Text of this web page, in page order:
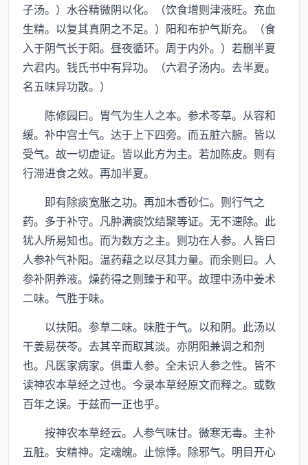
子汤。）水谷精微阴以化。（饮食增则津液旺。充血
生精。以复其真阴之不足。）阳和布护气斯充。（食
入于阴气长于阳。昼夜循环。周于内外。）若删半夏
六君内。钱氏书中有异功。（六君子汤内。去半夏。
名五味异功散。）
陈修园曰。胃气为生人之本。参术苓草。从容和
缓。补中宫土气。达于上下四旁。而五脏六腑。皆以
受气。故一切虚证。皆以此方为主。若加陈皮。则有
行滞进食之效。再加半夏。
即有除痰宽胀之功。再加木香砂仁。则行气之
药。多于补守。凡肿满痰饮结聚等证。无不速除。此
犹人所易知也。而为数方之主。则功在人参。人皆曰
人参补气补阳。温药藉之以尽其力量。而余则曰。人
参补阴养液。燥药得之则臻于和平。故理中汤中姜术
二味。气胜于味。
以扶阳。参草二味。味胜于气。以和阴。此汤以
干姜易茯苓。去其辛而取其淡。亦阴阳兼调之和剂
也。凡医家病家。俱重人参。全未识人参之性。皆不
读神农本草经之过也。今录本草经原文而释之。或数
百年之误。于兹而一正也乎。
按神农本草经云。人参气味甘。微寒无毒。主补
五脏。安精神。定魂魄。止惊悸。除邪气。明目开心